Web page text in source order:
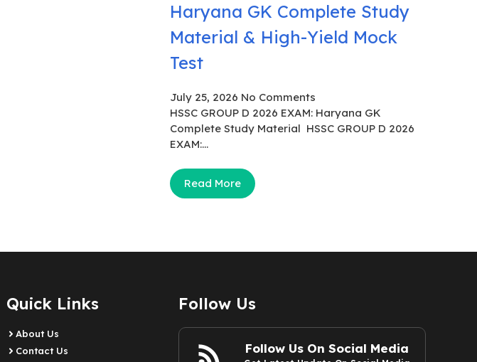
Haryana GK Complete Study
Material & High-Yield Mock
Test
July 25, 2026 No Comments
HSSC GROUP D 2026 EXAM: Haryana GK
Complete Study Material HSSC GROUP D 2026
EXAM:...
Read More
Quick Links
About Us
Contact Us
Follow Us
Follow Us On Social Media